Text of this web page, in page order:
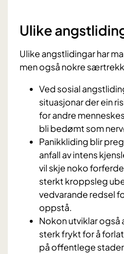
Ulike
Ulike angstlidingar har
men også nokre
Ved sosial
situasjonar der ein
for andre
bli bedømt som
Panikkliding blir
anfall av intens
vil skje noko
sterkt kroppsleg
vedvarande redsel
oppstå.
Nokon utviklar
sterk frykt for å
på offentlege